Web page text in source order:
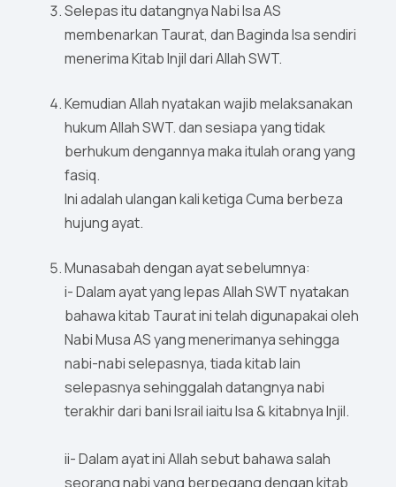
Selepas itu datangnya Nabi Isa AS
membenarkan Taurat, dan Baginda Isa sendiri
menerima Kitab Injil dari Allah SWT.
Kemudian Allah nyatakan wajib melaksanakan
hukum Allah SWT. dan sesiapa yang tidak
berhukum dengannya maka itulah orang yang
fasiq.
Ini adalah ulangan kali ketiga Cuma berbeza
hujung ayat.
Munasabah dengan ayat sebelumnya:
i- Dalam ayat yang lepas Allah SWT nyatakan
bahawa kitab Taurat ini telah digunapakai oleh
Nabi Musa AS yang menerimanya sehingga
nabi-nabi selepasnya, tiada kitab lain
selepasnya sehinggalah datangnya nabi
terakhir dari bani Israil iaitu Isa & kitabnya Injil.
ii- Dalam ayat ini Allah sebut bahawa salah
seorang nabi yang berpegang dengan kitab